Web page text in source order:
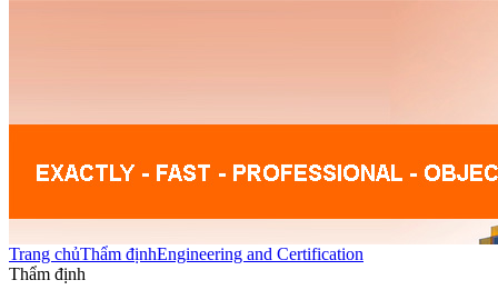
Trang chủThẩm địnhEngineering and Certification
Thẩm định